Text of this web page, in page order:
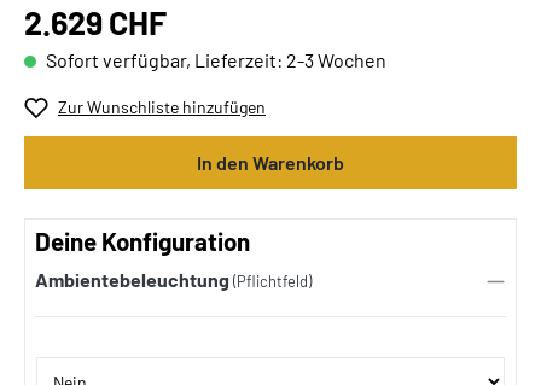
2.629 CHF
Sofort verfügbar, Lieferzeit: 2-3 Wochen
Zur Wunschliste hinzufügen
In den Warenkorb
Deine Konfiguration
Ambientebeleuchtung (Pflichtfeld)